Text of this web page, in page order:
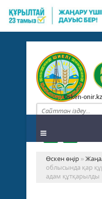
Osken-onir.kz
Өскен өңір »
облысында қар
адам құтқарылды